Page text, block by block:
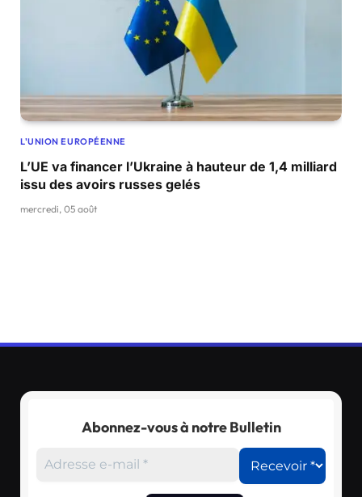
L'UNION EUROPÉENNE
L’UE va financer l’Ukraine à hauteur de 1,4 milliard
issu des avoirs russes gelés
mercredi, 05 août
Abonnez-vous à notre Bulletin